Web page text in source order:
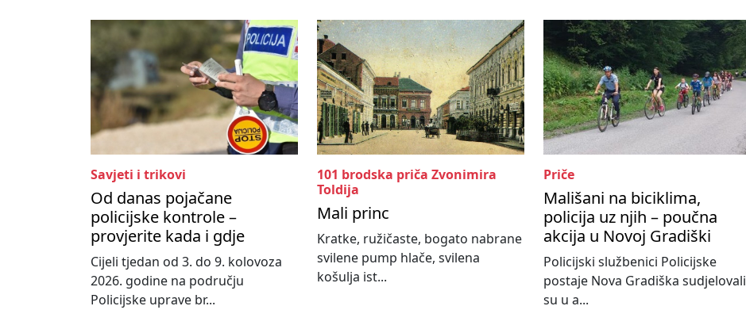
Savjeti i trikovi
Od danas pojačane
policijske kontrole –
provjerite kada i gdje
Cijeli tjedan od 3. do 9. kolovoza
2026. godine na području
Policijske uprave br...
101 brodska priča Zvonimira
Toldija
Mali princ
Kratke, ružičaste, bogato nabrane
svilene pump hlače, svilena
košulja ist...
Priče
Mališani na biciklima,
policija uz njih – poučna
akcija u Novoj Gradiški
Policijski službenici Policijske
postaje Nova Gradiška sudjelovali
su u a...